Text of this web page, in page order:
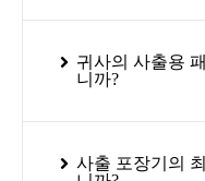
귀사의 사출용
니까?
사출 포장기의